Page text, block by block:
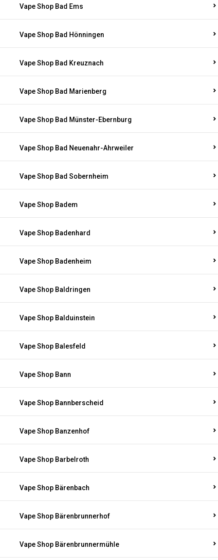
Vape Shop Bad Ems
Vape Shop Bad Hönningen
Vape Shop Bad Kreuznach
Vape Shop Bad Marienberg
Vape Shop Bad Münster-Ebernburg
Vape Shop Bad Neuenahr-Ahrweiler
Vape Shop Bad Sobernheim
Vape Shop Badem
Vape Shop Badenhard
Vape Shop Badenheim
Vape Shop Baldringen
Vape Shop Balduinstein
Vape Shop Balesfeld
Vape Shop Bann
Vape Shop Bannberscheid
Vape Shop Banzenhof
Vape Shop Barbelroth
Vape Shop Bärenbach
Vape Shop Bärenbrunnerhof
Vape Shop Bärenbrunnermühle